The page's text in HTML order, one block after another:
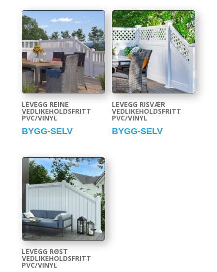
LEVEGG REINE
VEDLIKEHOLDSFRITT
PVC/VINYL
BYGG-SELV
LEVEGG RISVÆR
VEDLIKEHOLDSFRITT
PVC/VINYL
BYGG-SELV
LEVEGG RØST
VEDLIKEHOLDSFRITT
PVC/VINYL